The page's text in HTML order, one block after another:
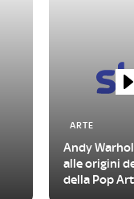
ARTE
Andy
alle origini
della Pop Art